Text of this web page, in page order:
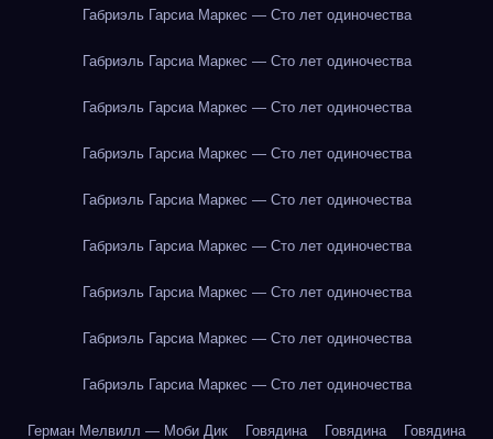
Габриэль Гарсиа Маркес — Сто лет одиночества
Габриэль Гарсиа Маркес — Сто лет одиночества
Габриэль Гарсиа Маркес — Сто лет одиночества
Габриэль Гарсиа Маркес — Сто лет одиночества
Габриэль Гарсиа Маркес — Сто лет одиночества
Габриэль Гарсиа Маркес — Сто лет одиночества
Габриэль Гарсиа Маркес — Сто лет одиночества
Габриэль Гарсиа Маркес — Сто лет одиночества
Габриэль Гарсиа Маркес — Сто лет одиночества
Герман Мелвилл — Моби Дик Говядина Говядина Говядина